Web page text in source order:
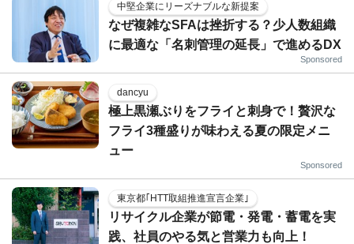
中堅企業にリーズナブルな新提案
なぜ複雑なSFAは挫折する？少人数組織
に最適な「名刺管理の延長」で進めるDX
Sponsored
dancyu
極上黒瀬ぶりをフライと刺身で！贅沢な
フライ3種盛りが味わえる夏の限定メニ
ュー
Sponsored
東京都｢HTT取組推進宣言企業｣
リサイクル企業が節電・発電・蓄電を実
践、社員のやる気と営業力も向上！